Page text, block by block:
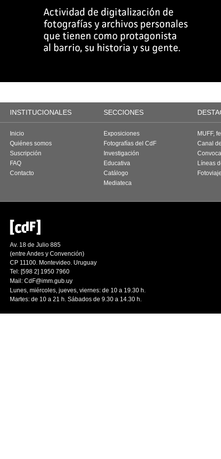
INSTITUCIONALES SECCIONES
Inicio
Quiénes somos
Suscripción
FAQ
Contacto
Exposiciones
Fotografías del CdF
Investigación
Educativa
Catálogo
Mediateca
MUFF,
Canal
Líneas
Av. 18 de Julio 885
(entre Andes y Convención)
CP 11100. Montevideo. Uruguay
Tel: [598 2] 1950 7960
Mail: CdF@imm.gub.uy
Lunes, miércoles, jueves, viernes: de 10 a 19.30 h.
Martes: de 10 a 21 h. Sábados de 9.30 a 14.30 h.